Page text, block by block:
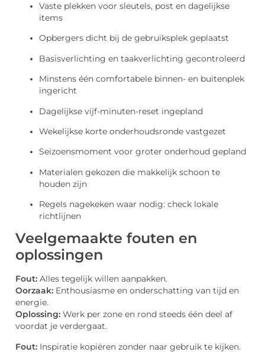
Vaste plekken voor sleutels, post en dagelijkse
items
Opbergers dicht bij de gebruiksplek geplaatst
Basisverlichting en taakverlichting gecontroleerd
Minstens één comfortabele binnen- en buitenplek
ingericht
Dagelijkse vijf-minuten-reset ingepland
Wekelijkse korte onderhoudsronde vastgezet
Seizoensmoment voor groter onderhoud gepland
Materialen gekozen die makkelijk schoon te
houden zijn
Regels nagekeken waar nodig: check lokale
richtlijnen
Veelgemaakte fouten en
oplossingen
Fout: Alles tegelijk willen aanpakken.
Oorzaak: Enthousiasme en onderschatting van tijd en
energie.
Oplossing: Werk per zone en rond steeds één deel af
voordat je verdergaat.
Fout: Inspiratie kopiëren zonder naar gebruik te kijken.